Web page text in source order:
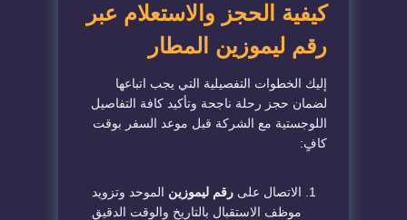
​كيفية الحجز والاستعلام عبر
رقم ليموزين المطار
​إليك الخطوات التفصيلية التي يجب اتباعها
لضمان حجز رحلة ناجحة وتأكيد كافة التفاصيل
اللوجستية مع الشركة قبل موعد السفر بوقت
كافٍ:
​الاتصال على رقم ليموزين الموحد وتزويد
موظف الاستقبال بالتاريخ والوقت الدقيق